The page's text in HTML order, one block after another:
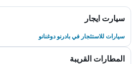
سيارت ايجار
سيارات للاستئجار في بادرنو دوغنانو
المطارات القريبة